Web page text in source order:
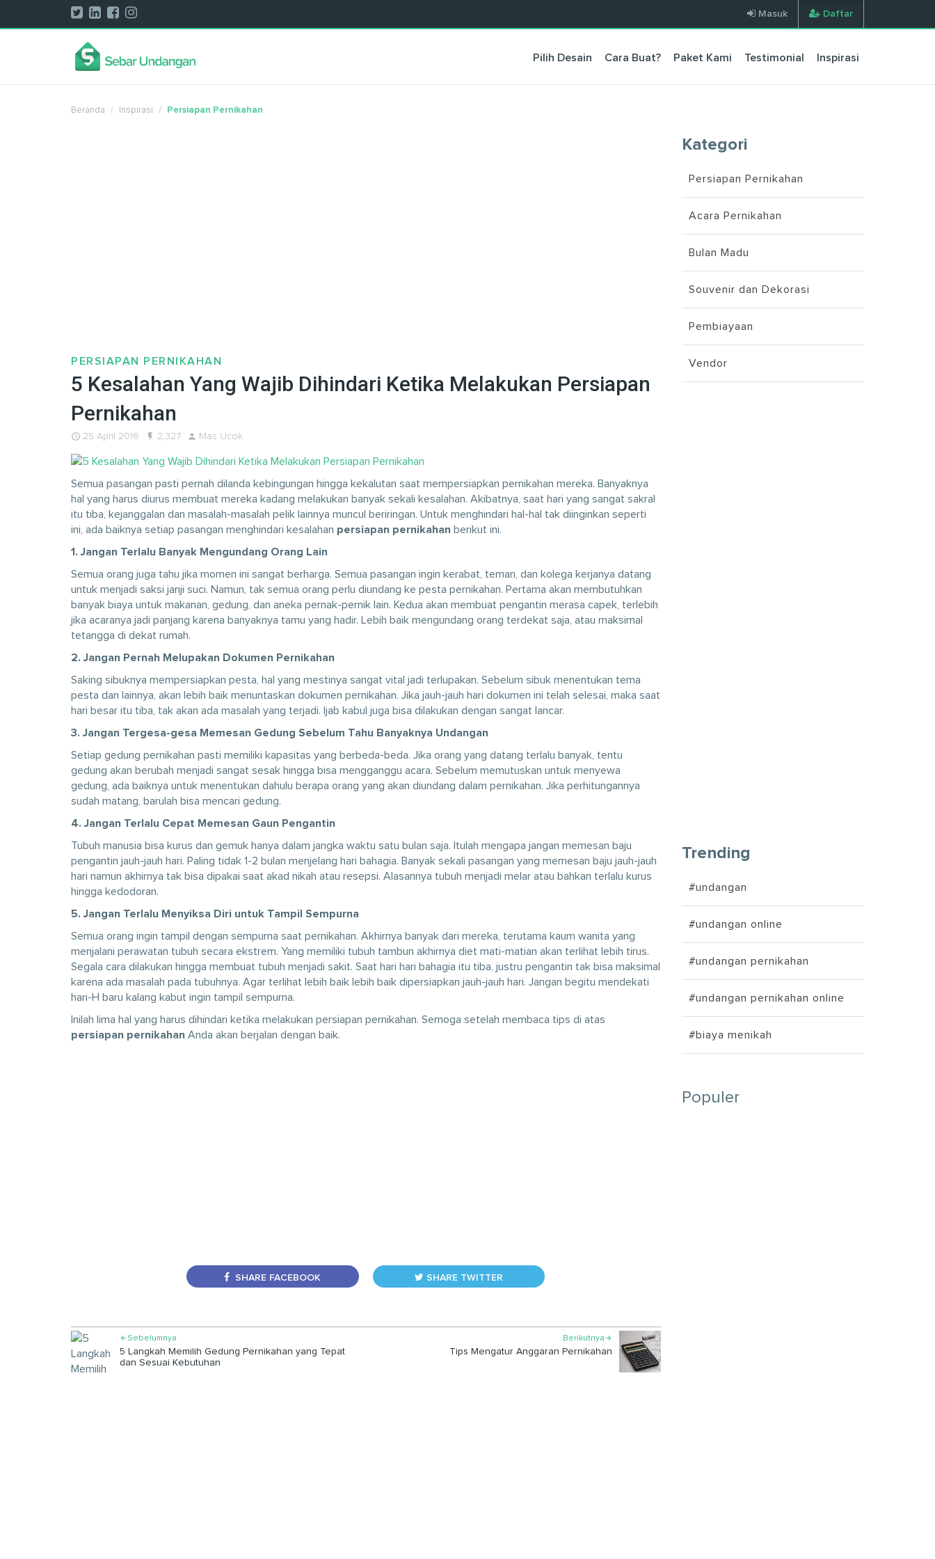
Masuk Daftar
Pilih Desain Cara Buat? Paket Kami Testimonial Inspirasi
Beranda Inspirasi Persiapan Pernikahan
PERSIAPAN PERNIKAHAN
5 Kesalahan Yang Wajib Dihindari Ketika Melakukan Persiapan
Pernikahan
query_builder 25 April 2016 flash_on 2,327 person Mas Ucok
Semua pasangan pasti pernah dilanda kebingungan hingga kekalutan saat mempersiapkan pernikahan mereka. Banyaknya
hal yang harus diurus membuat mereka kadang melakukan banyak sekali kesalahan. Akibatnya, saat hari yang sangat sakral
itu tiba, kejanggalan dan masalah-masalah pelik lainnya muncul beriringan. Untuk menghindari hal-hal tak diinginkan seperti
ini, ada baiknya setiap pasangan menghindari kesalahan persiapan pernikahan berikut ini.
1. Jangan Terlalu Banyak Mengundang Orang Lain
Semua orang juga tahu jika momen ini sangat berharga. Semua pasangan ingin kerabat, teman, dan kolega kerjanya datang
untuk menjadi saksi janji suci. Namun, tak semua orang perlu diundang ke pesta pernikahan. Pertama akan membutuhkan
banyak biaya untuk makanan, gedung, dan aneka pernak-pernik lain. Kedua akan membuat pengantin merasa capek, terlebih
jika acaranya jadi panjang karena banyaknya tamu yang hadir. Lebih baik mengundang orang terdekat saja, atau maksimal
tetangga di dekat rumah.
2. Jangan Pernah Melupakan Dokumen Pernikahan
Saking sibuknya mempersiapkan pesta, hal yang mestinya sangat vital jadi terlupakan. Sebelum sibuk menentukan tema
pesta dan lainnya, akan lebih baik menuntaskan dokumen pernikahan. Jika jauh-jauh hari dokumen ini telah selesai, maka saat
hari besar itu tiba, tak akan ada masalah yang terjadi. Ijab kabul juga bisa dilakukan dengan sangat lancar.
3. Jangan Tergesa-gesa Memesan Gedung Sebelum Tahu Banyaknya Undangan
Setiap gedung pernikahan pasti memiliki kapasitas yang berbeda-beda. Jika orang yang datang terlalu banyak, tentu
gedung akan berubah menjadi sangat sesak hingga bisa mengganggu acara. Sebelum memutuskan untuk menyewa
gedung, ada baiknya untuk menentukan dahulu berapa orang yang akan diundang dalam pernikahan. Jika perhitungannya
sudah matang, barulah bisa mencari gedung.
4. Jangan Terlalu Cepat Memesan Gaun Pengantin
Tubuh manusia bisa kurus dan gemuk hanya dalam jangka waktu satu bulan saja. Itulah mengapa jangan memesan baju
pengantin jauh-jauh hari. Paling tidak 1-2 bulan menjelang hari bahagia. Banyak sekali pasangan yang memesan baju jauh-jauh
hari namun akhirnya tak bisa dipakai saat akad nikah atau resepsi. Alasannya tubuh menjadi melar atau bahkan terlalu kurus
hingga kedodoran.
5. Jangan Terlalu Menyiksa Diri untuk Tampil Sempurna
Semua orang ingin tampil dengan sempurna saat pernikahan. Akhirnya banyak dari mereka, terutama kaum wanita yang
menjalani perawatan tubuh secara ekstrem. Yang memiliki tubuh tambun akhirnya diet mati-matian akan terlihat lebih tirus.
Segala cara dilakukan hingga membuat tubuh menjadi sakit. Saat hari hari bahagia itu tiba, justru pengantin tak bisa maksimal
karena ada masalah pada tubuhnya. Agar terlihat lebih baik lebih baik dipersiapkan jauh-jauh hari. Jangan begitu mendekati
hari-H baru kalang kabut ingin tampil sempurna.
Inilah lima hal yang harus dihindari ketika melakukan persiapan pernikahan. Semoga setelah membaca tips di atas
persiapan pernikahan Anda akan berjalan dengan baik.
SHARE FACEBOOK SHARE TWITTER
Sebelumnya
5 Langkah Memilih Gedung Pernikahan yang Tepat
dan Sesuai Kebutuhan
Berikutnya
Tips Mengatur Anggaran Pernikahan
Kategori
Persiapan Pernikahan
Acara Pernikahan
Bulan Madu
Souvenir dan Dekorasi
Pembiayaan
Vendor
Trending
#undangan
#undangan online
#undangan pernikahan
#undangan pernikahan online
#biaya menikah
Populer